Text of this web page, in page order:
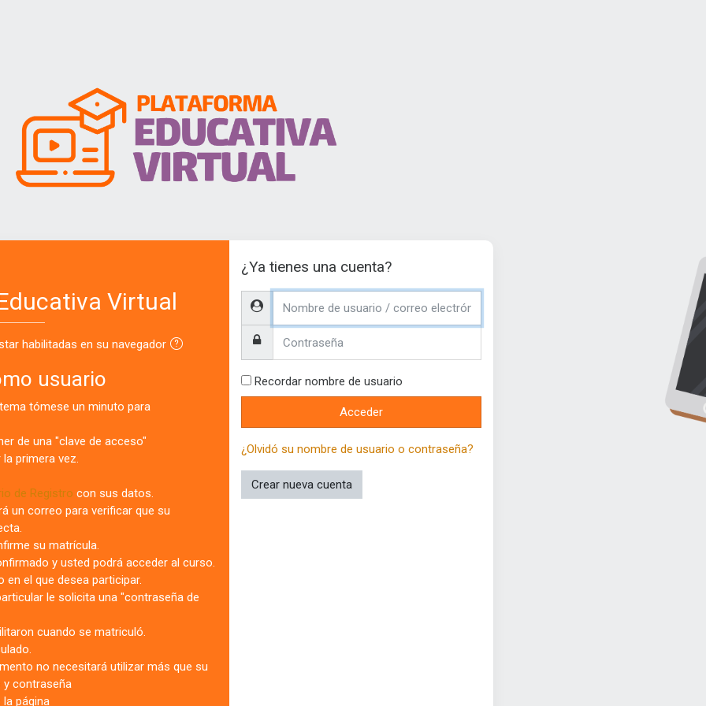
cuenta
Virtual
habilitadas en su navegador
usuario
tómese un minuto para
de una "clave de acceso"
primera vez.
de Registro con sus datos.
un correo para verificar que su
su matrícula.
y usted podrá acceder al curso.
en el que desea participar.
le solicita una "contraseña de
cuando se matriculó.
no necesitará utilizar más que su
y contraseña
página
¿Ya tienes una cuenta?
Nombre de usuario / correo electrónico
Contraseña
Recordar nombre de usuario
Acceder
¿Olvidó su nombre de usuario o contraseña?
Crear nueva cuenta